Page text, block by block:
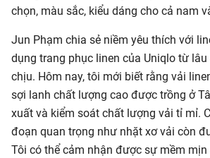
chọn, màu sắc, kiểu dáng cho cả nam
Jun Phạm chia sẻ niềm yêu thích với
dụng trang phục linen của Uniqlo từ
chịu. Hôm nay, tôi mới biết rằng vải
sợi lanh chất lượng cao được trồng ở
xuất và kiểm soát chất lượng vải tỉ mỉ.
đoạn quan trọng như nhặt xơ vải còn
Tôi có thể cảm nhận được sự mềm